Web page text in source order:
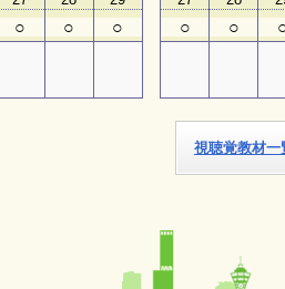
○ ○ ○ ○ ○
視聴覚教材一